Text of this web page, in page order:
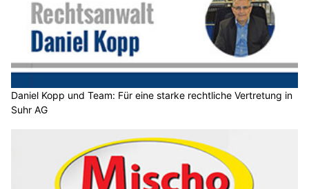
Daniel Kopp und Team: Für eine starke rechtliche Vertretung in
Suhr AG